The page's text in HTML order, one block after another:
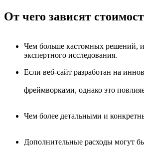
От чего зависят
Чем больше кастомных решений,
экспертного исследования.
Если веб-сайт разработан на
фреймворками, однако это
Чем более детальными и
Дополнительные расходы могут